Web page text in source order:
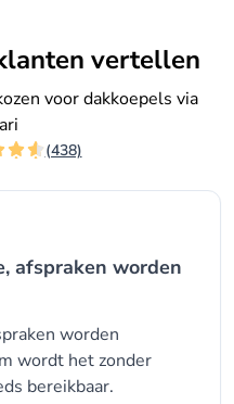
vertellen
voor dakkoepels via
(438)
afspraken worden
worden
wordt het zonder
bereikbaar.